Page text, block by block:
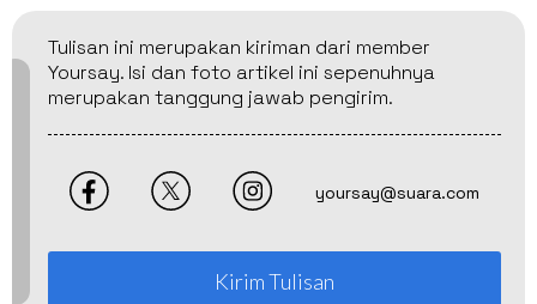
Tulisan ini merupakan kiriman dari member
Yoursay. Isi dan foto artikel ini sepenuhnya
merupakan tanggung jawab pengirim.
yoursay@suara.com
Kirim Tulisan